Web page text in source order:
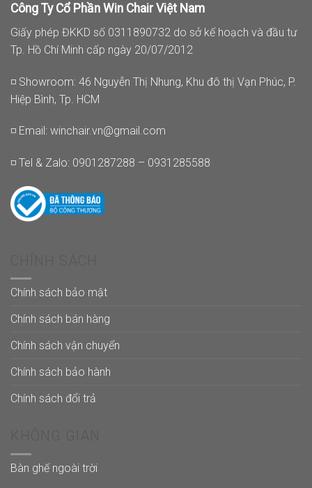
Công Ty Cổ Phần Win Chair Việt Nam
Giấy phép ĐKKD số 0311890732 do sở kế hoạch và đầu tư
Tp. Hồ Chí Minh cấp ngày 20/07/2012
◽ Showroom: 46 Nguyễn Thị Nhung, Khu đô thị Vạn Phúc, P.
Hiệp Bình, Tp. HCM
◽ Email: winchair.vn@gmail.com
◽ Tel & Zalo: 0901287288 – 0931285588
Chính sách bảo mật
Chính sách bán hàng
Chính sách vận chuyển
Chính sách bảo hành
Chính sách đổi trả
Bàn ghế ngoài trời